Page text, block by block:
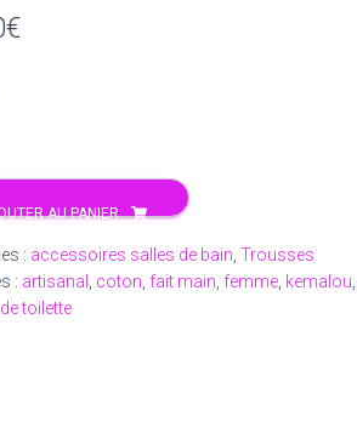
€
AU PANIER
: accessoires salles de bain Trousses
: artisanal coton fait main femme kemalou
toilette